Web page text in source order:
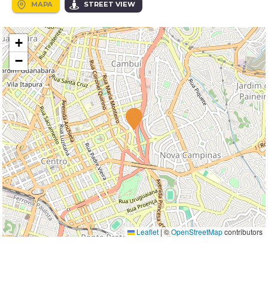
MAPA STREET VIEW
+
−
Leaflet|©OpenStreetMapcontributors